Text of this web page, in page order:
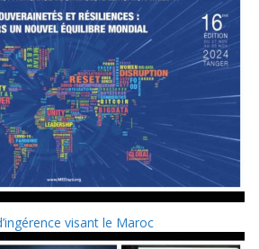
visant le Maroc